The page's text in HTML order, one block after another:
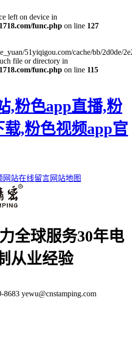
left on device in
func.php on line 127
51yiqigou.com/cache/bb/2d0de/
file or directory in
func.php on line 115
,粉色app直播,粉
,粉色视频app官
网站在线留言网站地图
全球服务30年电
从业经验
8683 yewu@cnstamping.com